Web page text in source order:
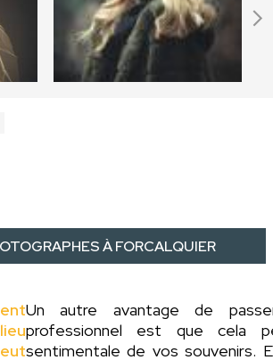
À FORCALQUIER
Un autre avantage de
professionnel est que cela
sentimentale de vos souvenirs.